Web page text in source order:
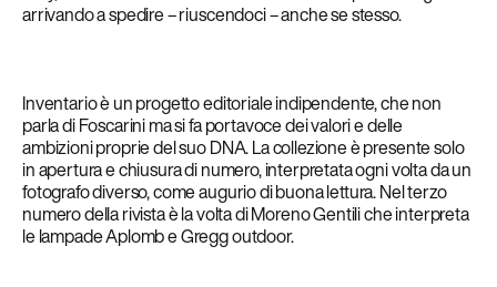
arrivando a spedire – riuscendoci – anche se stesso.
Inventario è un progetto editoriale indipendente, che non
parla di Foscarini ma si fa portavoce dei valori e delle
ambizioni proprie del suo DNA. La collezione è presente solo
in apertura e chiusura di numero, interpretata ogni volta da un
fotografo diverso, come augurio di buona lettura. Nel terzo
numero della rivista è la volta di Moreno Gentili che interpreta
le lampade Aplomb e Gregg outdoor.